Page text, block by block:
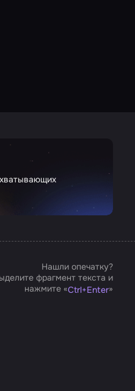
Нашли опечатку?
фрагмент текста и
нажмите «Ctrl+Enter»